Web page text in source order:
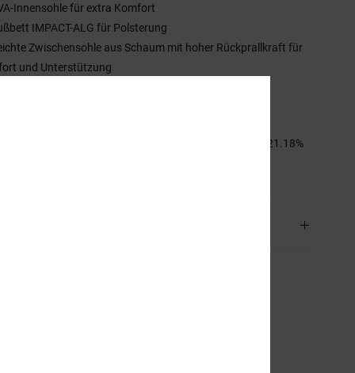
Innensohle für extra Komfort
IMPACT-ALG für Polsterung
Zwischensohle aus Schaum mit hoher Rückprallkraft für
und Unterstützung
45.88% Leder, 32.94% Synthetikmaterial, 21.18%